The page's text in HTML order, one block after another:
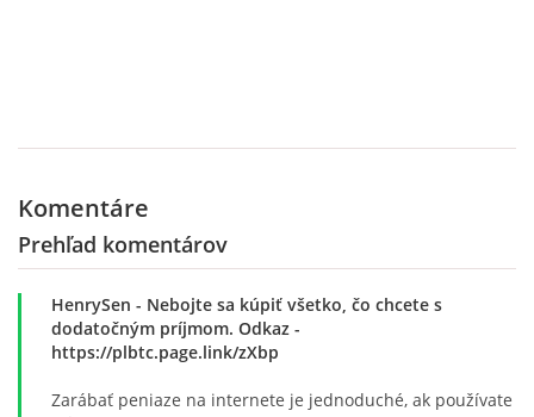
JEDÁLNY LÍSTOK
RECEPTY
PROJEKTY
Komentáre
Prehľad komentárov
HenrySen - Nebojte sa kúpiť všetko, čo chcete s
dodatočným príjmom. Odkaz -
https://plbtc.page.link/zXbp
Zarábať peniaze na internete je jednoduché, ak používate